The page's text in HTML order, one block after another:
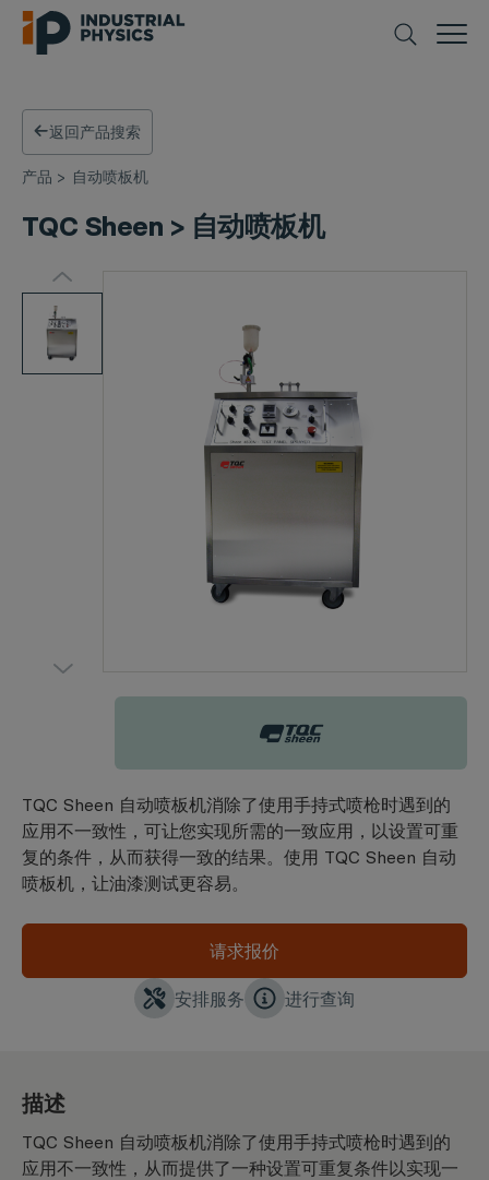
返回产品搜索
产品 > 自动喷板机
TQC Sheen > 自动喷板机
TQC Sheen
TQC Sheen 自动喷板机消除了使用手持式喷枪时遇到的
应用不一致性，可让您实现所需的一致应用，以设置可重
复的条件，从而获得一致的结果。使用 TQC Sheen 自动
喷板机，让油漆测试更容易。
请求报价
安排服务 进行查询
描述
TQC Sheen 自动喷板机消除了使用手持式喷枪时遇到的
应用不一致性，从而提供了一种设置可重复条件以实现一